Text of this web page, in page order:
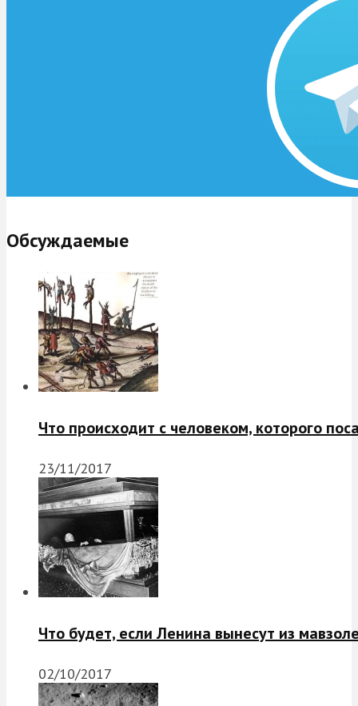
Обсуждаемые
Что происходит с человеком, которого
23/11/2017
Что будет, если Ленина вынесут из
02/10/2017